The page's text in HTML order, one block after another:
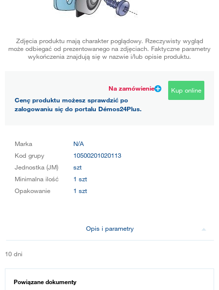
Zdjęcia produktu mają charakter poglądowy. Rzeczywisty wygląd
może odbiegać od prezentowanego na zdjęciach. Faktyczne parametry
wykończenia znajdują się w nazwie i/lub opisie produktu.
Na zamówienie
Cenę produktu możesz sprawdzić po
zalogowaniu się do portalu Démos24Plus.
Kup online
Marka
N/A
Kod grupy
10500201020113
Jednostka (JM)
szt
Minimalna ilość
1 szt
Opakowanie
1 szt
Opis i parametry
10 dni
Powiązane dokumenty